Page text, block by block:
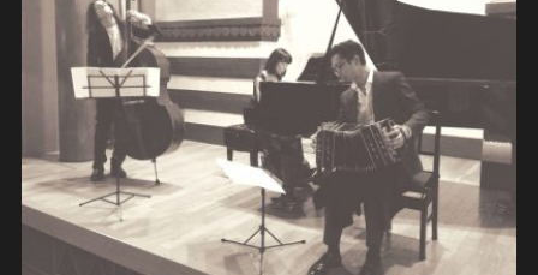
Hayakawa Teruggi trio – Live in
Tokyo (2015)
(composition/contrebasse)